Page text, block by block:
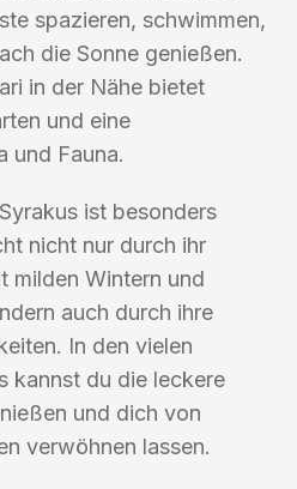
spazieren, schwimmen,
die Sonne genießen.
in der Nähe bietet
und eine
und Fauna.
ist besonders
nicht nur durch ihr
milden Wintern und
auch durch ihre
In den vielen
kannst du die leckere
und dich von
verwöhnen lassen.